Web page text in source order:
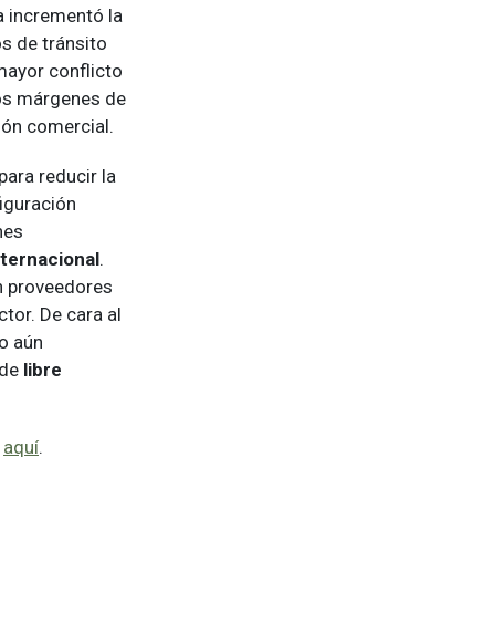
incrementó la
de tránsito
conflicto
márgenes de
comercial.
reducir la
.
proveedores
De cara al
aún
libre
aquí.